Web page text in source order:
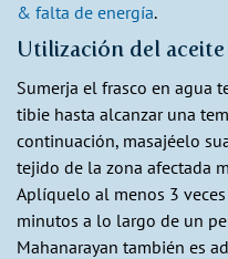
& falta de energía.
Utilización del
Sumerja el frasco en agua
tibie hasta alcanzar una
continuación, masajéelo
tejido de la zona afectada
Aplíquelo al menos 3
minutos a lo largo de un
Mahanarayan también es